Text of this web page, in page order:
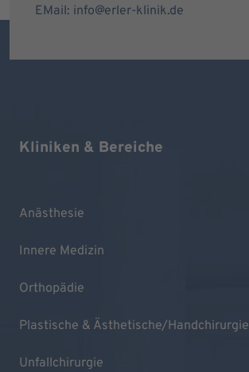
EMail: info@erler-klinik.de
Kliniken & Bereiche
Anästhesie
Innere Medizin
Orthopädie
Plastische & Ästhetische/Handchirurgie
Unfallchirurgie